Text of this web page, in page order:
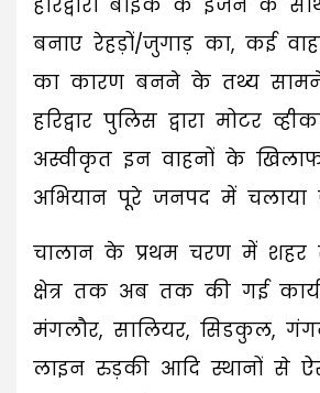
हरिद्वार। बाइक के इंजन के
बनाए रेहड़ों/जुगाड़ का, कई
का कारण बनने के तथ्य
हरिद्वार पुलिस द्वारा मोटर
अस्वीकृत इन वाहनों के
अभियान पूरे जनपद में चलाया
चालान के प्रथम चरण में
क्षेत्र तक अब तक की गई
मंगलौर, सालियर, सिडकुल,
लाइन रुड़की आदि स्थानों से